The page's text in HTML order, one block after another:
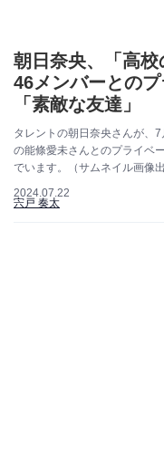
朝日奈央、「高
46メンバーとの
「素敵な友達」
タレントの朝日奈央さんが、
の能條愛未さんとのプライベ
でいます。（サムネイル画像
2024.07.22
宍戸 奏太